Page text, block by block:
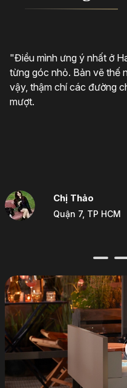
"Điều mình ưng ý nhất ở
từng góc nhỏ. Bản vẽ thế
vậy, thậm chí các đường
mượt.
Chị Thảo
Quận 7, TP HCM